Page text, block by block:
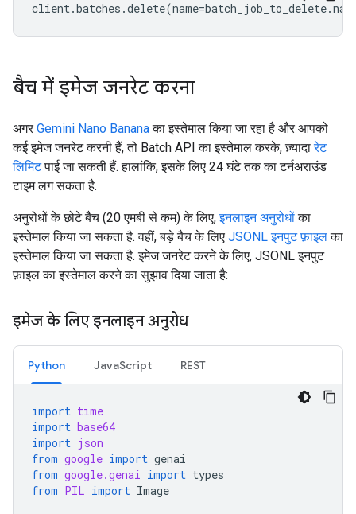
client.batches .delete(name=batch_job_to_delete.
बैच में इमेज जनरेट करना
अगर Gemini Nano Bananaका इस्तेमाल किया जा रहा है और आपको
कई इमेज जनरेट करनी हैं, तो Batch API का इस्तेमाल करके, ज़्यादारेट
लिमिटपाई जा सकती हैं. हालांकि, इसके लिए 24 घंटे तक का टर्नअराउंड
टाइम लग सकता है.
अनुरोधों के छोटे बैच (20 एमबी से कम) के लिए,इनलाइन अनुरोधोंका
इस्तेमाल किया जा सकता है. वहीं, बड़े बैच के लिए JSONL इनपुट फ़ाइलका
इस्तेमाल किया जा सकता है. इमेज जनरेट करने के लिए, JSONL इनपुट
फ़ाइल का इस्तेमाल करने का सुझाव दिया जाता है:
इमेज के लिए इनलाइन अनुरोध
Python JavaScript REST
import time
import base64
import json
from google import genai
from google.genai import types
from PIL import Image